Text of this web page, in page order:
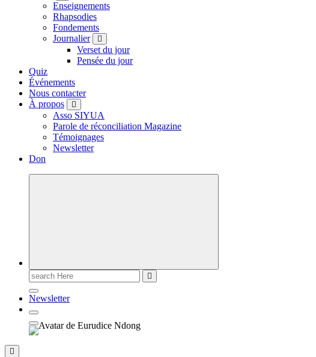
Enseignements
Rhapsodies
Fondements
Journalier
Verset du jour
Pensée du jour
Quiz
Événements
Nous contacter
À propos
Asso SIYUA
Parole de réconciliation Magazine
Témoignages
Newsletter
Don
Newsletter